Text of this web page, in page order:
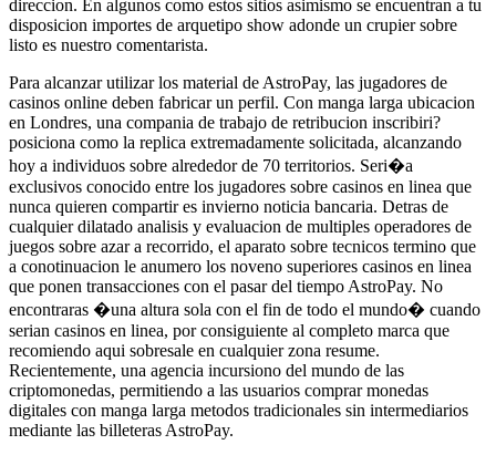
direccion. En algunos como estos sitios asimismo se encuentran a tu
disposicion importes de arquetipo show adonde un crupier sobre
listo es nuestro comentarista.
Para alcanzar utilizar los material de AstroPay, las jugadores de
casinos online deben fabricar un perfil. Con manga larga ubicacion
en Londres, una compania de trabajo de retribucion inscribiri?
posiciona como la replica extremadamente solicitada, alcanzando
hoy a individuos sobre alrededor de 70 territorios. Seri�a
exclusivos conocido entre los jugadores sobre casinos en linea que
nunca quieren compartir es invierno noticia bancaria. Detras de
cualquier dilatado analisis y evaluacion de multiples operadores de
juegos sobre azar a recorrido, el aparato sobre tecnicos termino que
a conotinuacion le anumero los noveno superiores casinos en linea
que ponen transacciones con el pasar del tiempo AstroPay. No
encontraras �una altura sola con el fin de todo el mundo� cuando
serian casinos en linea, por consiguiente al completo marca que
recomiendo aqui sobresale en cualquier zona resume.
Recientemente, una agencia incursiono del mundo de las
criptomonedas, permitiendo a las usuarios comprar monedas
digitales con manga larga metodos tradicionales sin intermediarios
mediante las billeteras AstroPay.